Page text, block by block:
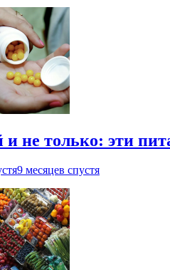
не только: эти
9 месяцев спустя